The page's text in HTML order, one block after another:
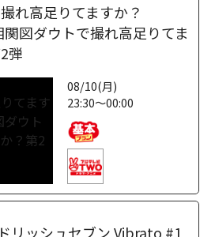
れ高足りてますか？
図ダウトで撮れ高足りてま
弾
08/10(月)
23:30～00:00
リッシュセブン Vibrato #1